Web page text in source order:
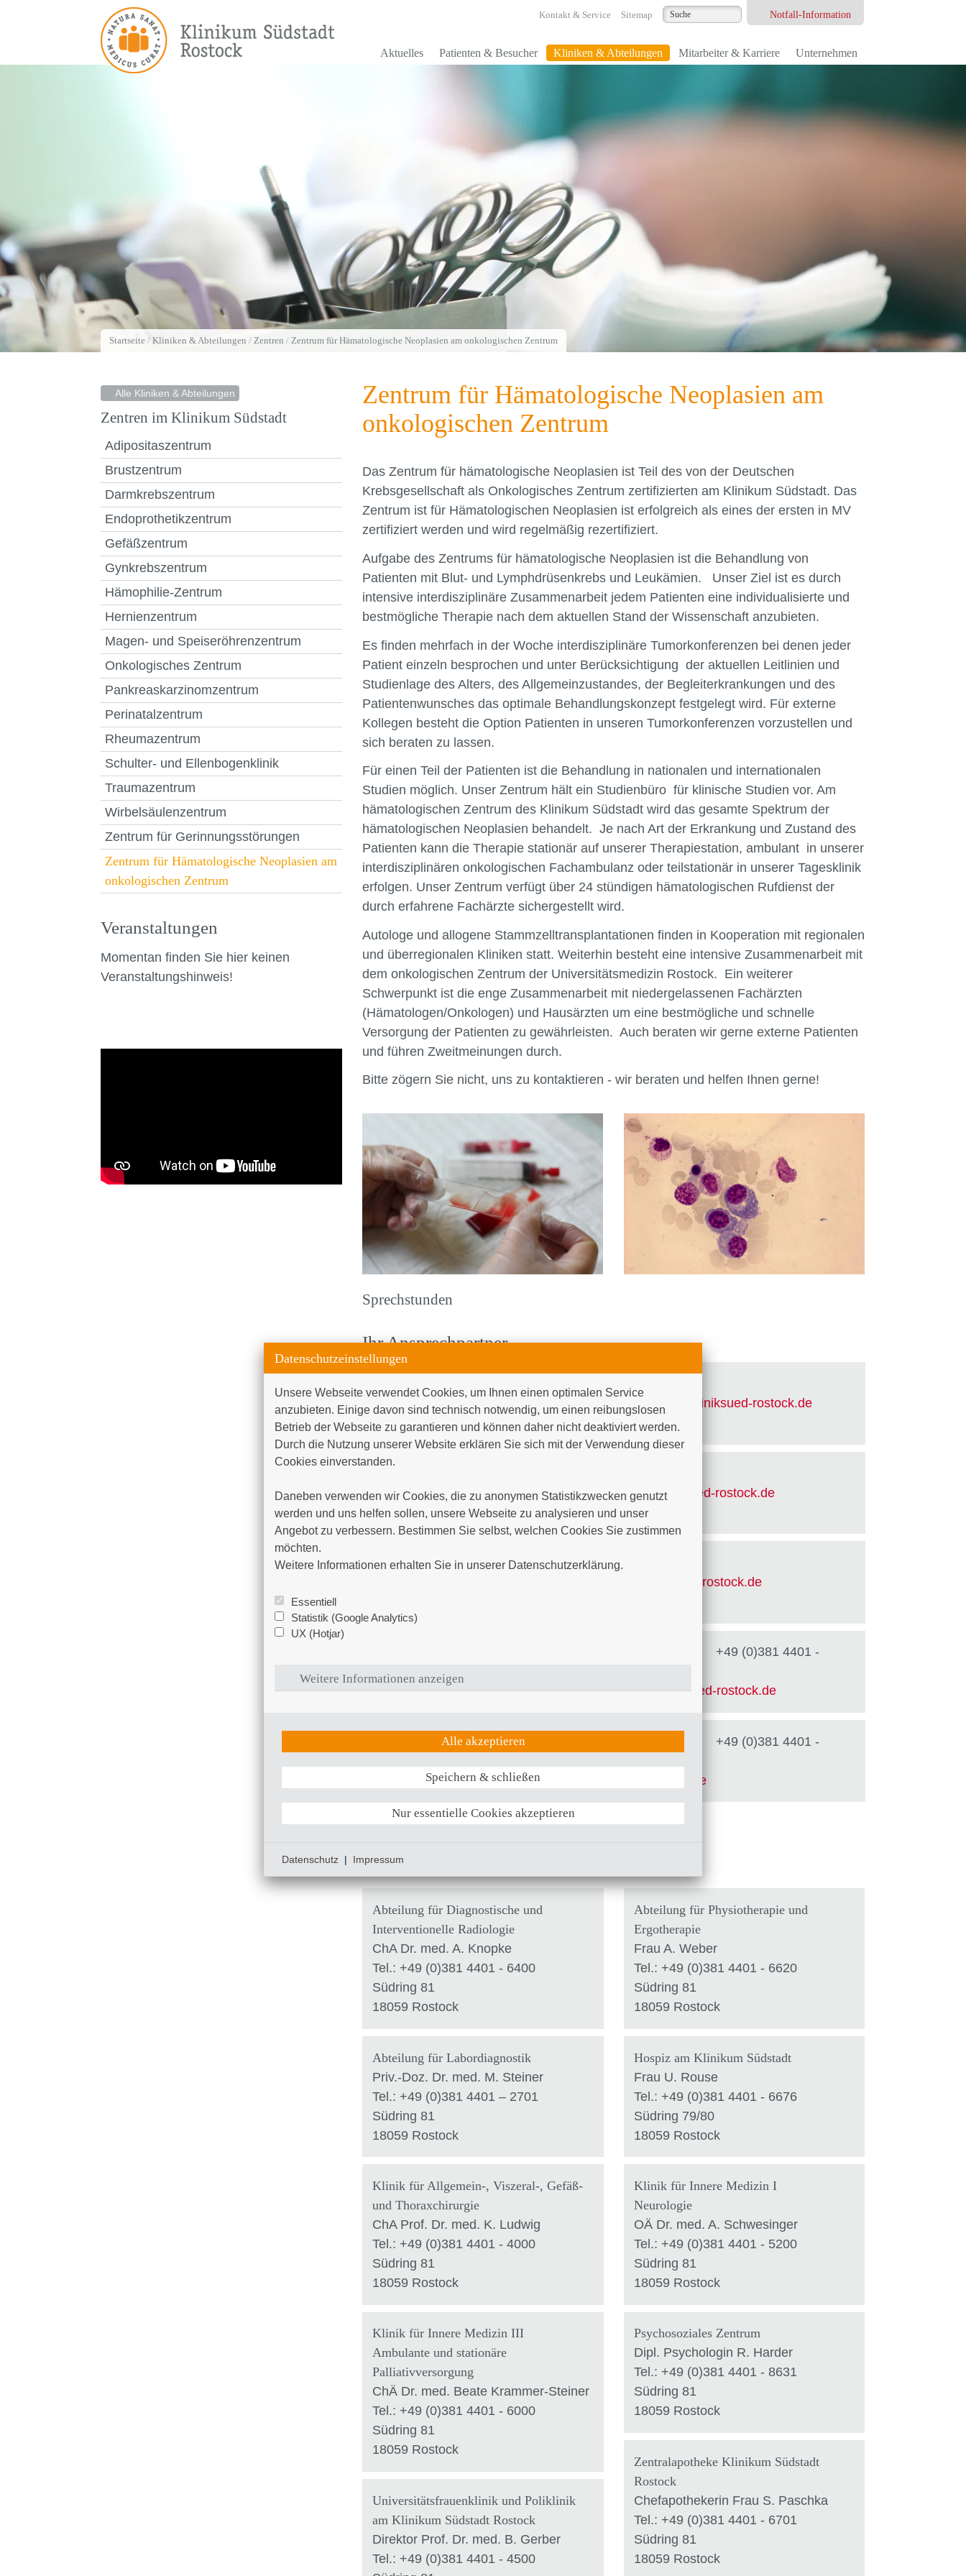
Kontakt & Service Sitemap Notfall-Information
Aktuelles Patienten & Besucher Kliniken & Abteilungen Mitarbeiter & Karriere Unternehmen
Startseite / Kliniken & Abteilungen / Zentren / Zentrum für Hämatologische Neoplasien am onkologischen Zentrum
Alle Kliniken & Abteilungen
Zentren im Klinikum Südstadt
Adipositaszentrum
Brustzentrum
Darmkrebszentrum
Endoprothetikzentrum
Gefäßzentrum
Gynkrebszentrum
Hämophilie-Zentrum
Hernienzentrum
Magen- und Speiseröhrenzentrum
Onkologisches Zentrum
Pankreaskarzinomzentrum
Perinatalzentrum
Rheumazentrum
Schulter- und Ellenbogenklinik
Traumazentrum
Wirbelsäulenzentrum
Zentrum für Gerinnungsstörungen
Zentrum für Hämatologische Neoplasien am
onkologischen Zentrum
Veranstaltungen
Momentan finden Sie hier keinen
Veranstaltungshinweis!
Zentrum für Hämatologische Neoplasien am
onkologischen Zentrum
Das Zentrum für hämatologische Neoplasien ist Teil des von der Deutschen
Krebsgesellschaft als Onkologisches Zentrum zertifizierten am Klinikum Südstadt. Das
Zentrum ist für Hämatologischen Neoplasien ist erfolgreich als eines der ersten in MV
zertifiziert werden und wird regelmäßig rezertifiziert.
Aufgabe des Zentrums für hämatologische Neoplasien ist die Behandlung von
Patienten mit Blut- und Lymphdrüsenkrebs und Leukämien. Unser Ziel ist es durch
intensive interdisziplinäre Zusammenarbeit jedem Patienten eine individualisierte und
bestmögliche Therapie nach dem aktuellen Stand der Wissenschaft anzubieten.
Es finden mehrfach in der Woche interdisziplinäre Tumorkonferenzen bei denen jeder
Patient einzeln besprochen und unter Berücksichtigung der aktuellen Leitlinien und
Studienlage des Alters, des Allgemeinzustandes, der Begleiterkrankungen und des
Patientenwunsches das optimale Behandlungskonzept festgelegt wird. Für externe
Kollegen besteht die Option Patienten in unseren Tumorkonferenzen vorzustellen und
sich beraten zu lassen.
Für einen Teil der Patienten ist die Behandlung in nationalen und internationalen
Studien möglich. Unser Zentrum hält ein Studienbüro für klinische Studien vor. Am
hämatologischen Zentrum des Klinikum Südstadt wird das gesamte Spektrum der
hämatologischen Neoplasien behandelt. Je nach Art der Erkrankung und Zustand des
Patienten kann die Therapie stationär auf unserer Therapiestation, ambulant in unserer
interdisziplinären onkologischen Fachambulanz oder teilstationär in unserer Tagesklinik
erfolgen. Unser Zentrum verfügt über 24 stündigen hämatologischen Rufdienst der
durch erfahrene Fachärzte sichergestellt wird.
Autologe und allogene Stammzelltransplantationen finden in Kooperation mit regionalen
und überregionalen Kliniken statt. Weiterhin besteht eine intensive Zusammenarbeit mit
dem onkologischen Zentrum der Universitätsmedizin Rostock. Ein weiterer
Schwerpunkt ist die enge Zusammenarbeit mit niedergelassenen Fachärzten
(Hämatologen/Onkologen) und Hausärzten um eine bestmögliche und schnelle
Versorgung der Patienten zu gewährleisten. Auch beraten wir gerne externe Patienten
und führen Zweitmeinungen durch.
Bitte zögern Sie nicht, uns zu kontaktieren - wir beraten und helfen Ihnen gerne!
Sprechstunden
Ihr Ansprechpartner
Steiner
Chefärztin
beate.krammer-steiner
kliniksued-rostock.de
MHBA
Leitender Oberarzt
Dietrich.Glaeser@kliniksued-rostock.de
Dr. med. Anja Erichson
+49 (0)381 4401 - 8506
kliniksued-rostock.de
Patientenkoordinatorin
Onkologie/Hämatologie
+49 (0)381 4401 -
Onkologieplaner@kliniksued-rostock.de
Catrin Schulz
+49 (0)381 4401 -
de
Interne Kooperationspartner
Abteilung für Diagnostische und
Interventionelle Radiologie
ChA Dr. med. A. Knopke
Tel.: +49 (0)381 4401 - 6400
Südring 81
18059 Rostock
Abteilung für Labordiagnostik
Priv.-Doz. Dr. med. M. Steiner
Tel.: +49 (0)381 4401 – 2701
Südring 81
18059 Rostock
Klinik für Allgemein-, Viszeral-, Gefäß-
und Thoraxchirurgie
ChA Prof. Dr. med. K. Ludwig
Tel.: +49 (0)381 4401 - 4000
Südring 81
18059 Rostock
Klinik für Innere Medizin III
Ambulante und stationäre
Palliativversorgung
ChÄ Dr. med. Beate Krammer-Steiner
Tel.: +49 (0)381 4401 - 6000
Südring 81
18059 Rostock
Universitätsfrauenklinik und Poliklinik
am Klinikum Südstadt Rostock
Direktor Prof. Dr. med. B. Gerber
Tel.: +49 (0)381 4401 - 4500
Abteilung für Physiotherapie und
Ergotherapie
Frau A. Weber
Tel.: +49 (0)381 4401 - 6620
Südring 81
18059 Rostock
Hospiz am Klinikum Südstadt
Frau U. Rouse
Tel.: +49 (0)381 4401 - 6676
Südring 79/80
18059 Rostock
Klinik für Innere Medizin I
Neurologie
OÄ Dr. med. A. Schwesinger
Tel.: +49 (0)381 4401 - 5200
Südring 81
18059 Rostock
Psychosoziales Zentrum
Dipl. Psychologin R. Harder
Tel.: +49 (0)381 4401 - 8631
Südring 81
18059 Rostock
Zentralapotheke Klinikum Südstadt
Rostock
Chefapothekerin Frau S. Paschka
Tel.: +49 (0)381 4401 - 6701
Südring 81
18059 Rostock
Datenschutzeinstellungen
Unsere Webseite verwendet Cookies, um Ihnen einen optimalen Service
anzubieten. Einige davon sind technisch notwendig, um einen reibungslosen
Betrieb der Webseite zu garantieren und können daher nicht deaktiviert werden.
Durch die Nutzung unserer Website erklären Sie sich mit der Verwendung dieser
Cookies einverstanden.
Daneben verwenden wir Cookies, die zu anonymen Statistikzwecken genutzt
werden und uns helfen sollen, unsere Webseite zu analysieren und unser
Angebot zu verbessern. Bestimmen Sie selbst, welchen Cookies Sie zustimmen
möchten.
Weitere Informationen erhalten Sie in unserer Datenschutzerklärung.
Essentiell
Statistik (Google Analytics)
UX (Hotjar)
Weitere Informationen anzeigen
Alle akzeptieren
Speichern & schließen
Nur essentielle Cookies akzeptieren
Datenschutz | Impressum